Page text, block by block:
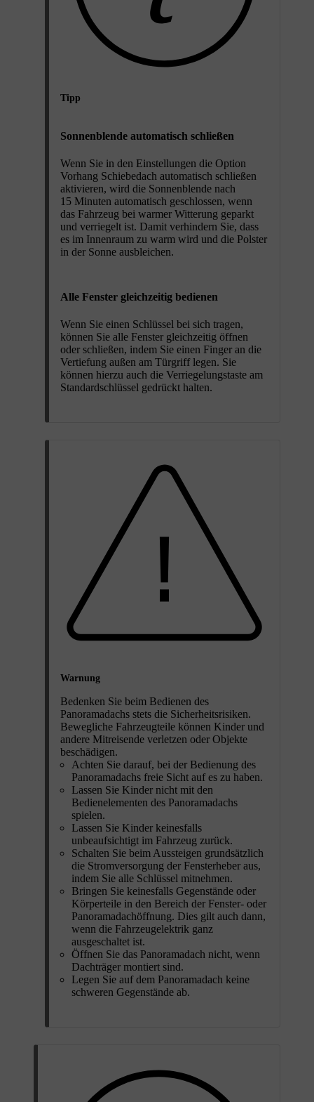
Tipp
Sonnenblende automatisch schließen
Wenn Sie in den Einstellungen die Option
Vorhang Schiebedach automatisch schließen
aktivieren, wird die Sonnenblende nach
15 Minuten automatisch geschlossen, wenn
das Fahrzeug bei warmer Witterung geparkt
und verriegelt ist. Damit verhindern Sie, dass
es im Innenraum zu warm wird und die Polster
in der Sonne ausbleichen.
Alle Fenster gleichzeitig bedienen
Wenn Sie einen Schlüssel bei sich tragen,
können Sie alle Fenster gleichzeitig öffnen
oder schließen, indem Sie einen Finger an die
Vertiefung außen am Türgriff legen. Sie
können hierzu auch die Verriegelungstaste am
Standardschlüssel gedrückt halten.
Warnung
Bedenken Sie beim Bedienen des
Panoramadachs stets die Sicherheitsrisiken.
Bewegliche Fahrzeugteile können Kinder und
andere Mitreisende verletzen oder Objekte
beschädigen.
Achten Sie darauf, bei der Bedienung des
Panoramadachs freie Sicht auf es zu haben.
Lassen Sie Kinder nicht mit den
Bedienelementen des Panoramadachs
spielen.
Lassen Sie Kinder keinesfalls
unbeaufsichtigt im Fahrzeug zurück.
Schalten Sie beim Aussteigen grundsätzlich
die Stromversorgung der Fensterheber aus,
indem Sie alle Schlüssel mitnehmen.
Bringen Sie keinesfalls Gegenstände oder
Körperteile in den Bereich der Fenster- oder
Panoramadachöffnung. Dies gilt auch dann,
wenn die Fahrzeugelektrik ganz
ausgeschaltet ist.
Öffnen Sie das Panoramadach nicht, wenn
Dachträger montiert sind.
Legen Sie auf dem Panoramadach keine
schweren Gegenstände ab.